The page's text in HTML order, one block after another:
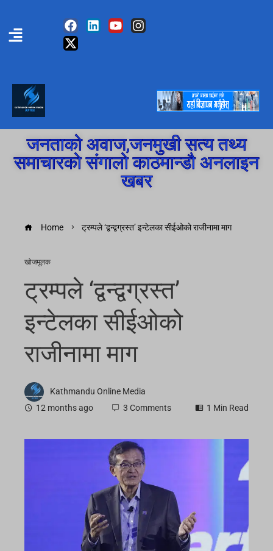
जनताको अवाज,जनमुखी सत्य तथ्य
समाचारको संगालो काठमान्डौ अनलाइन
खबर
Home ट्रम्पले ‘द्वन्द्वग्रस्त’ इन्टेलका सीईओको राजीनामा माग
खोजमूलक
ट्रम्पले ‘द्वन्द्वग्रस्त’
इन्टेलका सीईओको
राजीनामा माग
Kathmandu Online Media
12 months ago
3 Comments 1 Min Read